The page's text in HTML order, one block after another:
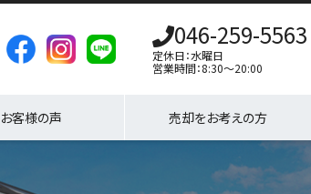
046-259-5563
定休日：水曜日
営業時間：8:30～20:00
お客様の声 売却をお考えの方